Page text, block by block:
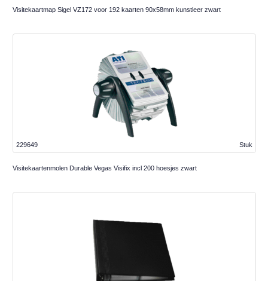
Visitekaartmap Sigel VZ172 voor 192 kaarten 90x58mm kunstleer zwart
Stuk
229649
Visitekaartenmolen Durable Vegas Visifix incl 200 hoesjes zwart